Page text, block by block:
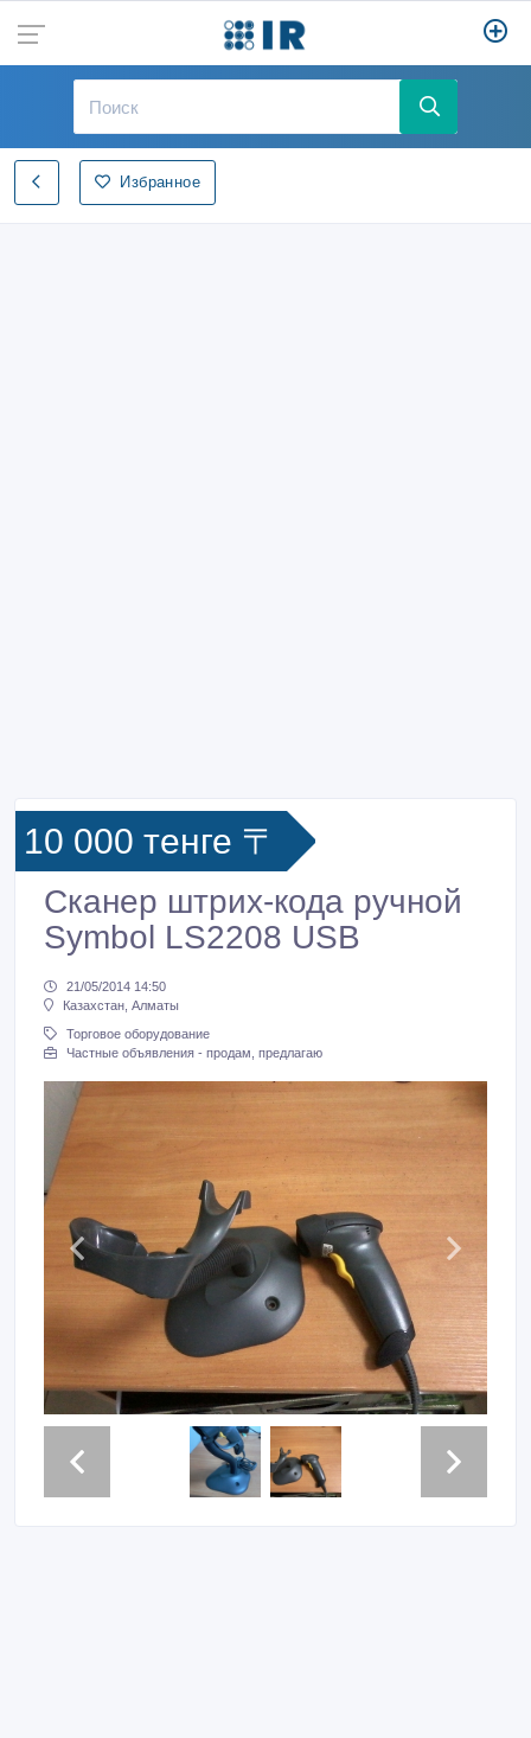
Избранное
10 000 тенге 〒
Сканер штрих-кода ручной
Symbol LS2208 USB
21/05/2014 14:50
Казахстан, Алматы
Торговое оборудование
Частные объявления - продам, предлагаю